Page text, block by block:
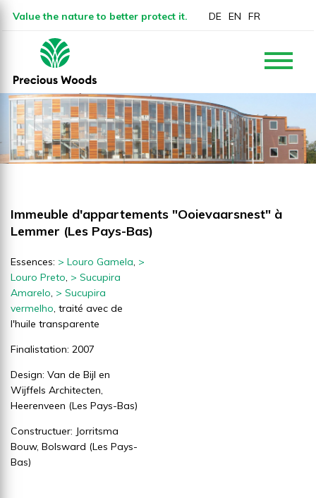
Value the nature to better protect it. DE EN FR
Immeuble d'appartements "Ooievaarsnest" à
Lemmer (Les Pays-Bas)
Essences: > Louro Gamela, >
Louro Preto, > Sucupira
Amarelo, > Sucupira
vermelho, traité avec de
l'huile transparente
Finalistation: 2007
Design: Van de Bijl en
Wijffels Architecten,
Heerenveen (Les Pays-Bas)
Constructuer: Jorritsma
Bouw, Bolsward (Les Pays-
Bas)